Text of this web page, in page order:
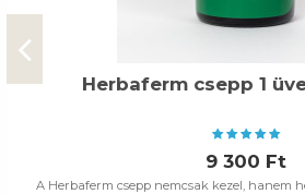
Herbaferm csepp 1
9 300 Ft
A Herbaferm csepp nemcsak kezel, hanem